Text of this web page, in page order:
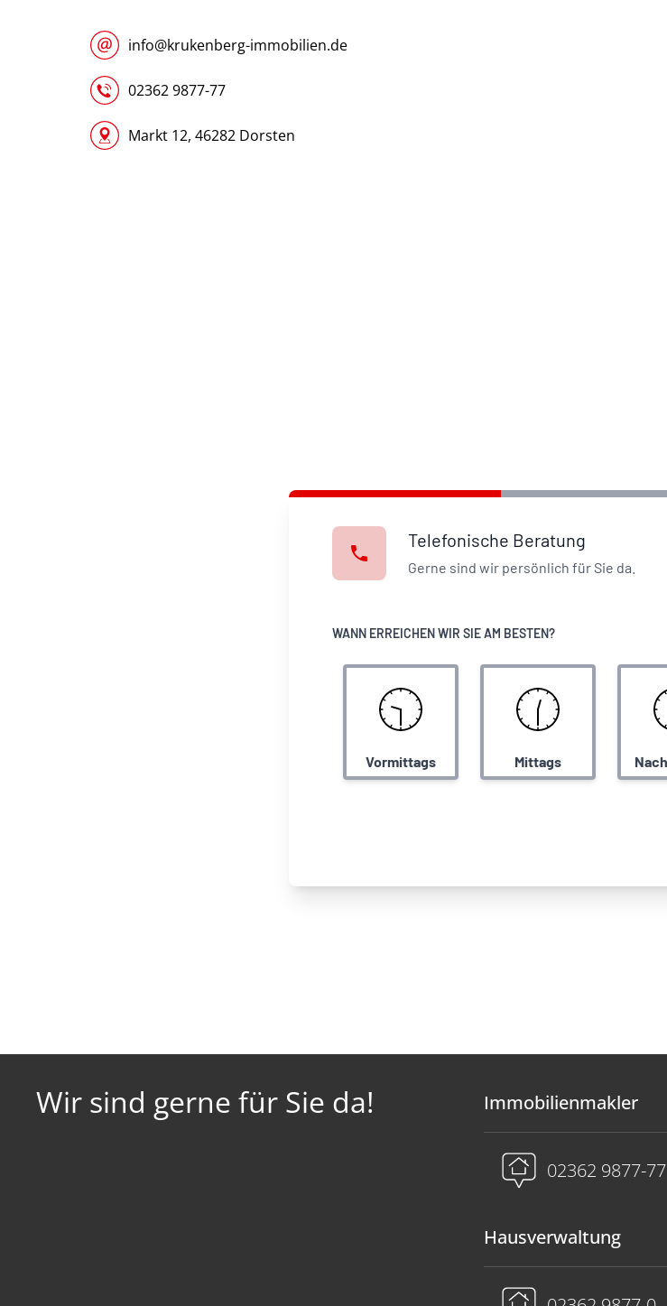
info@krukenberg-immobilien.de
02362 9877-77
Markt 12, 46282 Dorsten
Wir sind gerne für Sie da! Immobilienmakler
02362 9877-77
Hausverwaltung